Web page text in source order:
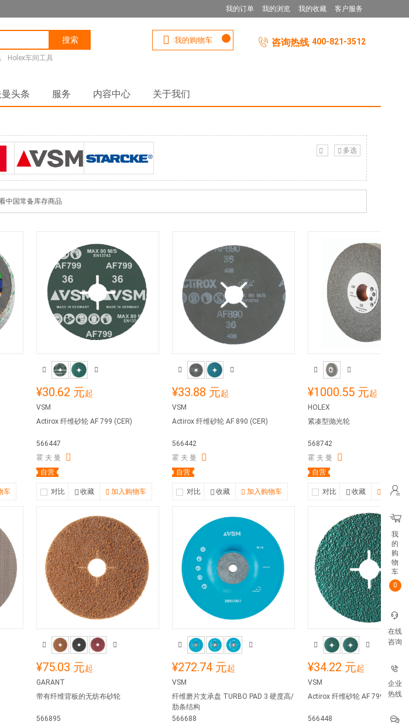
我的订单 我的浏览 我的收藏 客户服务
搜索
Holex车间工具
咨询热线 400-821-3512
我的购物车
头条 服务 内容中心 关于我们
VSM STARCKE®
多选
中国常备库存商品
车
¥30.62 元起
VSM
Actirox 纤维砂轮 AF 799 (CER)
566447
霍 夫 曼
自营
对比 收藏 加入购物车
¥33.88 元起
VSM
Actirox 纤维砂轮 AF 890 (CER)
566442
霍 夫 曼
自营
对比 收藏 加入购物车
¥1000.55 元起
HOLEX
紧凑型抛光轮
568742
霍 夫 曼
自营
对比 收藏 加入购
¥75.03 元起
GARANT
带有纤维背板的无纺布砂轮
566895
¥272.74 元起
VSM
纤维磨片支承盘 TURBO PAD 3 硬度高/
肋条结构
566688
¥34.22 元起
VSM
Actirox 纤维砂轮 AF 799 (CER)
566448
我
的
购
物
车
0
在线
咨询
企业
热线